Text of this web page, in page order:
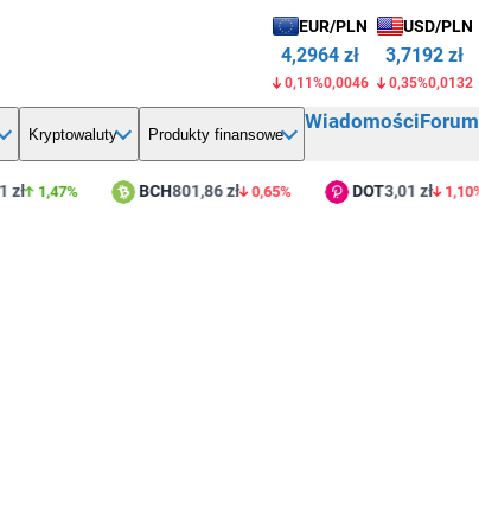
EUR/PLN
4,2964 zł
0,11%0,0046
USD/PLN
3,7192 zł
0,35%0,0132
Kryptowaluty Produkty finansowe
WiadomościForum
1,47% BCH801,86 zł 0,65% DOT3,01 zł 1,10%